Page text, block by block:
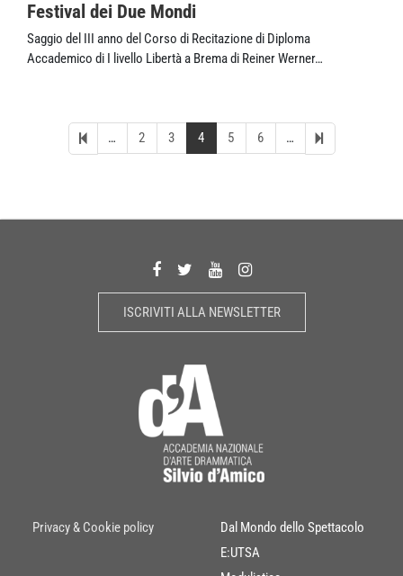
Festival dei Due Mondi
Saggio del III anno del Corso di Recitazione di Diploma
Accademico di I livello ‍Libertà a Brema di Reiner Werner…
… 2 3 4 5 6 …
ISCRIVITI ALLA NEWSLETTER
Privacy & Cookie policy
Dal Mondo dello Spettacolo
E:UTSA